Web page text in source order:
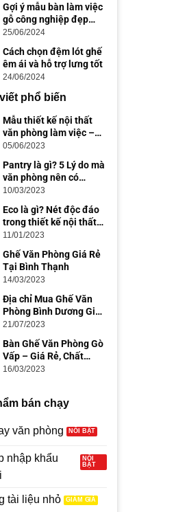
Gợi ý mẫu bàn làm việc
gỗ công nghiệp đẹp
hiện đại
25/06/2024
Cách chọn đệm lót ghế
êm ái và hỗ trợ lưng tốt
24/06/2024
phổ biến
Mẫu thiết kế nội thất
văn phòng làm việc –
thiết kế văn phòng đẹp,
05/06/2023
Pantry là gì? 5 Lý do mà
văn phòng nên có
Office Pantry
10/03/2023
Eco là gì? Nét độc đáo
trong thiết kế nội thất
Eco
11/01/2023
Ghế Văn Phòng Giá Rẻ
Tại Bình Thạnh
14/03/2023
Địa chỉ Mua Ghế Văn
Phòng Bình Dương Giá
Rẻ, Uy Tín
21/07/2023
Bàn Ghế Văn Phòng Gò
Vấp – Giá Rẻ, Chất
Lượng
16/03/2023
bán chạy
văn phòng
nhập khẩu
tài liệu nhỏ